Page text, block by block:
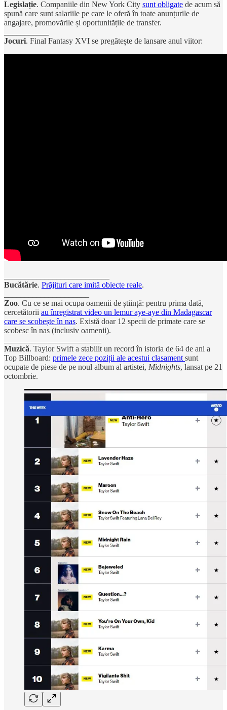
Legislație. Companiile din New York City sunt obligate de acum să
spună care sunt salariile pe care le oferă în toate anunțurile de
angajare, promovările și oportunitățile de transfer.
Jocuri. Final Fantasy XVI se pregătește de lansare anul viitor:
Bucătărie. Prăjituri care imită obiecte reale.
Zoo. Cu ce se mai ocupa oamenii de știință: pentru prima dată,
cercetătorii au înregistrat video un lemur aye-aye din Madagascar
care se scobește în nas. Există doar 12 specii de primate care se
scobesc în nas (inclusiv oamenii).
Muzică. Taylor Swift a stabilit un record în istoria de 64 de ani a
Top Billboard: primele zece poziții ale acestui clasament sunt
ocupate de piese de pe noul album al artistei, Midnights, lansat pe 21
octombrie.